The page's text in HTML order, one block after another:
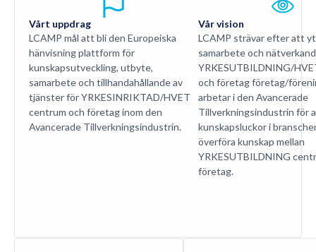
Vårt uppdrag
LCAMP mål att bli den Europeiska
hänvisning plattform för
kunskapsutveckling, utbyte,
samarbete och tillhandahållande av
tjänster för YRKESINRIKTAD/HVET
centrum och företag inom den
Avancerade Tillverkningsindustrin.
Vår vision
LCAMP strävar efter att
samarbete och
YRKESUTBILDNING/
och företag företag/
arbetar i den Avancerade
Tillverkningsindustrin för
kunskapsluckor i
överföra kunskap mellan
YRKESUTBILDNING
företag.